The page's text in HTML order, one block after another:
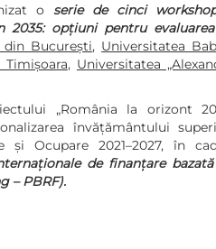
o serie de cinci
2035: opțiuni pentru
din București, Universitatea
, Universitatea
„România la orizont
învățământului
și Ocupare 2021–2027, în
de finanțare
– PBRF).